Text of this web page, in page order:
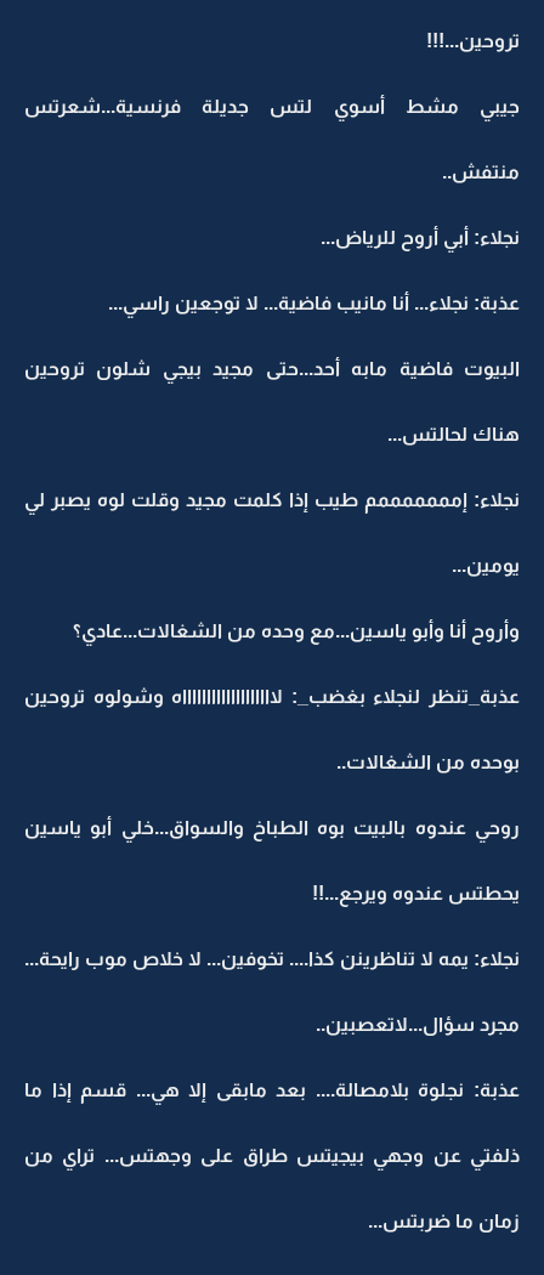
تروحين...!!!
جيبي مشط أسوي لتس جديلة فرنسية...شعرتس
منتفش..
نجلاء: أبي أروح للرياض...
عذبة: نجلاء... أنا مانيب فاضية... لا توجعين راسي...
البيوت فاضية مابه أحد...حتى مجيد بيجي شلون تروحين
هناك لحالتس...
نجلاء: إمممممممم طيب إذا كلمت مجيد وقلت لوه يصبر لي
يومين...
وأروح أنا وأبو ياسين...مع وحده من الشغالات...عادي؟
عذبة_تنظر لنجلاء بغضب_: لاااااااااااااااااااه وشولوه تروحين
بوحده من الشغالات..
روحي عندوه بالبيت بوه الطباخ والسواق...خلي أبو ياسين
يحطتس عندوه ويرجع...!!
نجلاء: يمه لا تناظرينن كذا.... تخوفين... لا خلاص موب رايحة...
مجرد سؤال...لاتعصبين..
عذبة: نجلوة بلامصالة.... بعد مابقى إلا هي... قسم إذا ما
ذلفتي عن وجهي بيجيتس طراق على وجهتس... تراي من
زمان ما ضربتس...